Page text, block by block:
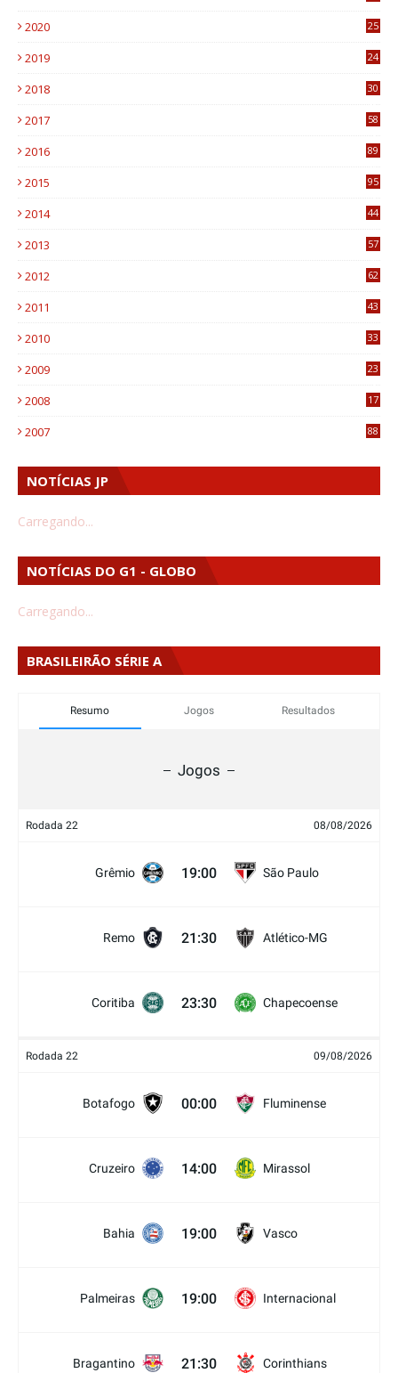
2020
25
2019
24
2018
30
2017
58
2016
89
2015
95
2014
44
2013
57
2012
62
2011
43
2010
33
2009
23
2008
17
2007 88
NOTÍCIAS JP
Carregando...
NOTÍCIAS DO G1 - GLOBO
Carregando...
BRASILEIRÃO SÉRIE A
Resumo Jogos Resultados
Jogos
Rodada 22 08/08/2026
Grêmio 19:00 São Paulo
Remo 21:30 Atlético-MG
Coritiba 23:30 Chapecoense
Rodada 22 09/08/2026
Botafogo 00:00 Fluminense
Cruzeiro 14:00 Mirassol
Bahia 19:00 Vasco
Palmeiras 19:00 Internacional
Bragantino 21:30 Corinthians